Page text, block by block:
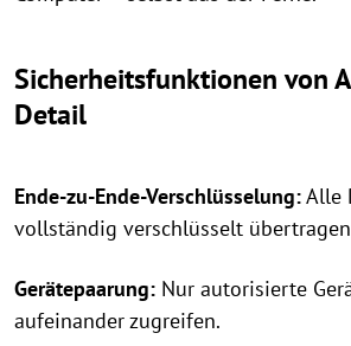
Sicherheitsfunktionen von
Detail
Ende-zu-Ende-Verschlüsselung:Alle
vollständig verschlüsselt
Gerätepaarung: Nur autorisierte
aufeinander zugreifen.